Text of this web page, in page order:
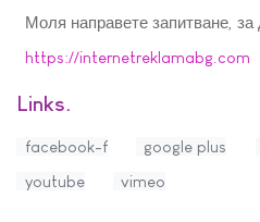
Моля направете запитване,
https://internetreklamabg.com
Links
facebook-f google plus
youtube
vimeo